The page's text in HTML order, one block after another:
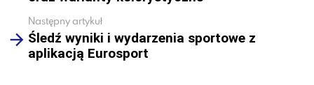
Następny artykuł
Śledź wyniki i wydarzenia sportowe z
aplikacją Eurosport